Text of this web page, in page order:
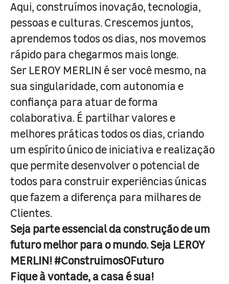
Aqui, construímos inovação, tecnologia,
pessoas e culturas. Crescemos juntos,
aprendemos todos os dias, nos movemos
rápido para chegarmos mais longe.
Ser LEROY MERLIN é ser você mesmo, na
sua singularidade, com autonomia e
confiança para atuar de forma
colaborativa. É partilhar valores e
melhores práticas todos os dias, criando
um espírito único de iniciativa e realização
que permite desenvolver o potencial de
todos para construir experiências únicas
que fazem a diferença para milhares de
Clientes.
Seja parte essencial da construção de um
futuro melhor para o mundo. Seja LEROY
MERLIN! #ConstruimosOFuturo
Fique à vontade, a casa é sua!